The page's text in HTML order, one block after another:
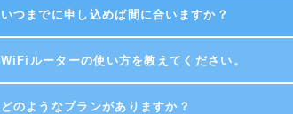
いつまでに申し込めば間に合いますか？
WiFiルーターの使い方を教えてください。
どのようなプランがありますか？